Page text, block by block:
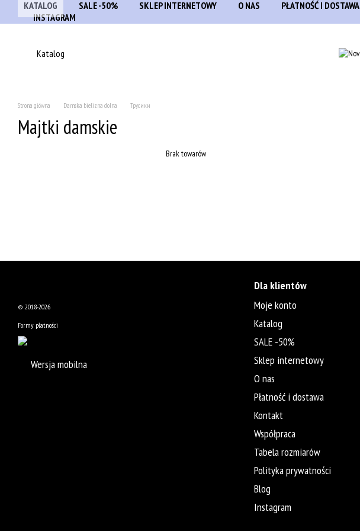
Przejdź do głównej treści
KATALOG SALE -50% SKLEP INTERNETOWY O NAS PŁATNOŚĆ I DOSTAWA
INSTAGRAM
Katalog
Strona główna Damska bielizna dolna Трусики
Majtki damskie
Brak towarów
© 2018-2026
Formy płatności
Wersja mobilna
Dla klientów
Moje konto
Katalog
SALE -50%
Sklep internetowy
O nas
Płatność i dostawa
Kontakt
Współpraca
Tabela rozmiarów
Polityka prywatności
Blog
Instagram